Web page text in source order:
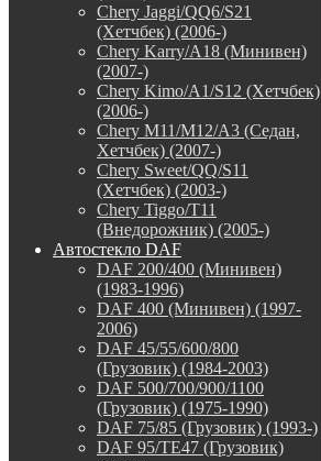
Chery Jaggi/QQ6/S21
(Хетчбек) (2006-)
Chery Karry/A18 (Минивен)
(2007-)
Chery Kimo/A1/S12 (Хетчбек)
(2006-)
Chery M11/M12/A3 (Седан,
Хетчбек) (2007-)
Chery Sweet/QQ/S11
(Хетчбек) (2003-)
Chery Tiggo/T11
(Внедорожник) (2005-)
Автостекло DAF
DAF 200/400 (Минивен)
(1983-1996)
DAF 400 (Минивен) (1997-
2006)
DAF 45/55/600/800
(Грузовик) (1984-2003)
DAF 500/700/900/1100
(Грузовик) (1975-1990)
DAF 75/85 (Грузовик) (1993-)
DAF 95/TE47 (Грузовик)